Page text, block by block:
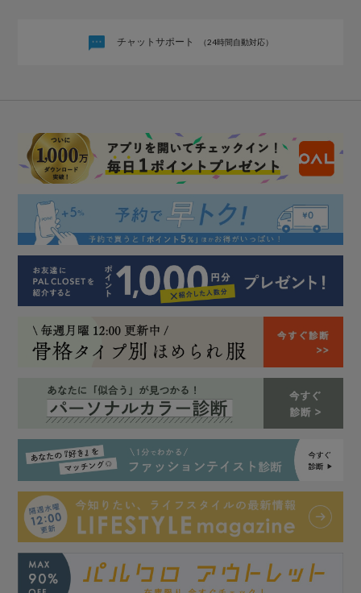
チャットサポート （24時間自動対応）